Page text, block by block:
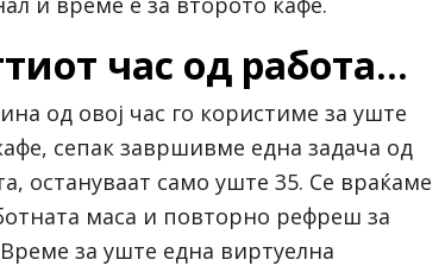
час од работа…
од овој час го користиме за уште
сепак завршивме една задача од
остануваат само уште 35. Се враќаме
маса и повторно рефреш за
за уште една виртуелна